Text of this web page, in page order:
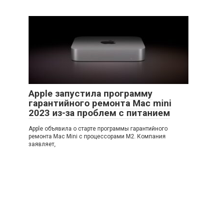
Apple запустила программу
гарантийного ремонта Mac mini
2023 из-за проблем с питанием
Apple объявила о старте программы гарантийного
ремонта Mac Mini с процессорами M2. Компания
заявляет,